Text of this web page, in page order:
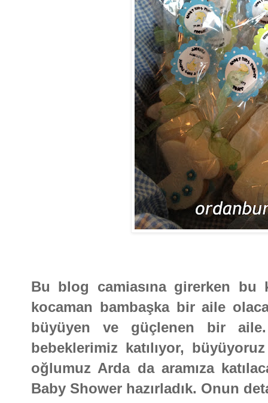
Bu blog camiasına girerken bu
kocaman bambaşka bir aile
büyüyen ve güçlenen bir
bebeklerimiz katılıyor,
oğlumuz Arda da aramıza
Baby Shower hazırladık. Onun